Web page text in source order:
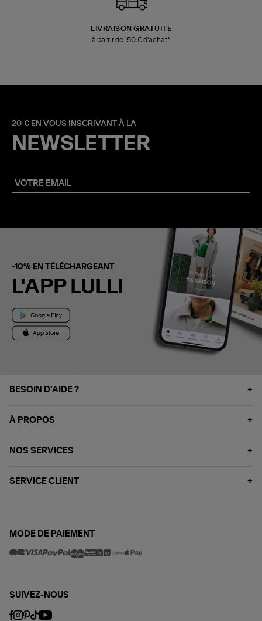
LIVRAISON GRATUITE
à partir de 150 € d'achat*
20 € EN VOUS INSCRIVANT À LA
NEWSLETTER
-10% EN TÉLÉCHARGEANT
L'APP LULLI
BESOIN D'AIDE ?
À PROPOS
NOS SERVICES
SERVICE CLIENT
MODE DE PAIEMENT
SUIVEZ-NOUS